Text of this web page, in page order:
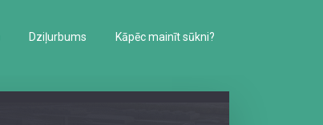
Dziļurbums Kāpēc mainīt sūkni?